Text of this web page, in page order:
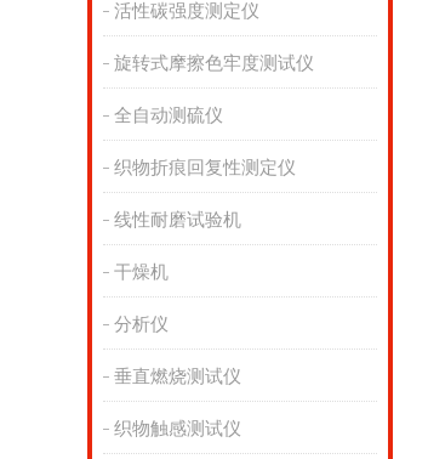
活性碳强度测定仪
旋转式摩擦色牢度测试仪
全自动测硫仪
织物折痕回复性测定仪
线性耐磨试验机
干燥机
分析仪
垂直燃烧测试仪
织物触感测试仪